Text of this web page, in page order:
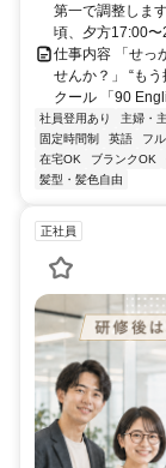
第一で調整しま
頃、夕方17:00
仕事内容 「せっ
せんか？」 “も
クール 「90
社員登用あり 主婦・
固定時間制
英語 フ
在宅OK
ブランクOK
髪型・髪色自由
正社員